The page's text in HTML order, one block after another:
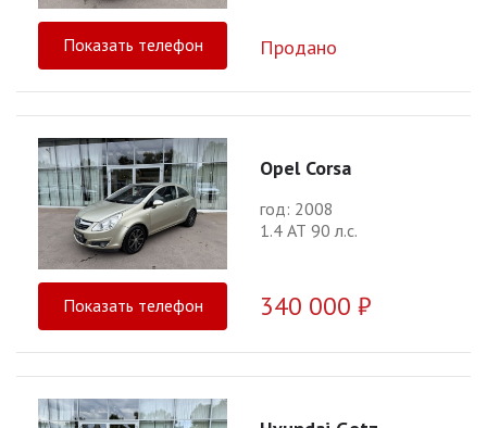
Показать телефон Продано
Opel Corsa
год: 2008
1.4 АТ 90 л.с.
Показать телефон 340 000 ₽